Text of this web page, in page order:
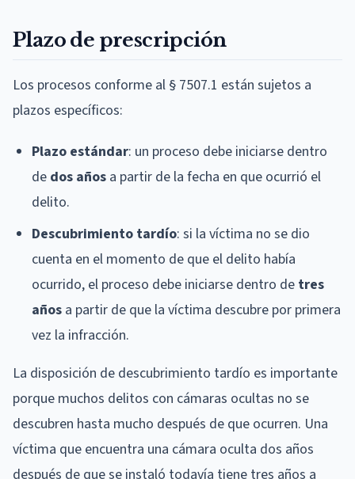
Plazo de prescripción
Los procesos conforme al § 7507.1 están sujetos a
plazos específicos:
Plazo estándar: un proceso debe iniciarse dentro
de dos años a partir de la fecha en que ocurrió el
delito.
Descubrimiento tardío: si la víctima no se dio
cuenta en el momento de que el delito había
ocurrido, el proceso debe iniciarse dentro de tres
años a partir de que la víctima descubre por primera
vez la infracción.
La disposición de descubrimiento tardío es importante
porque muchos delitos con cámaras ocultas no se
descubren hasta mucho después de que ocurren. Una
víctima que encuentra una cámara oculta dos años
después de que se instaló todavía tiene tres años a